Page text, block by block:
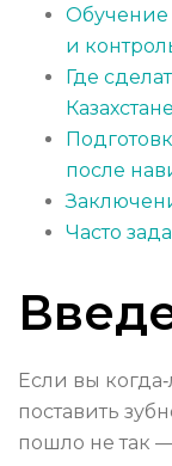
Обучение
и
Где
после
Часто
Если вы
поставить
пошло не так —